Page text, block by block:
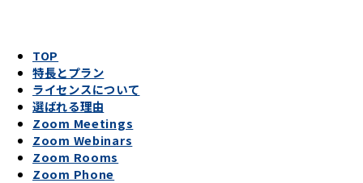
TOP
特長とプラン
ライセンスについて
選ばれる理由
Zoom Meetings
Zoom Webinars
Zoom Rooms
Zoom Phone